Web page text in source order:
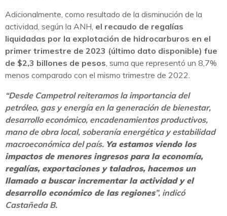
Adicionalmente, como resultado de la disminución de la
actividad, según la ANH, el recaudo de regalías
liquidadas por la explotación de hidrocarburos en el
primer trimestre de 2023 (último dato disponible) fue
de $2,3 billones de pesos, suma que representó un 8,7%
menos comparado con el mismo trimestre de 2022.
“Desde Campetrol reiteramos la importancia del
petróleo, gas y energía en la generación de bienestar,
desarrollo económico, encadenamientos productivos,
mano de obra local, soberanía energética y estabilidad
macroeconómica del país. Ya estamos viendo los
impactos de menores ingresos para la economía,
regalías, exportaciones y taladros, hacemos un
llamado a buscar incrementar la actividad y el
desarrollo económico de las regiones”, indicó
Castañeda B.